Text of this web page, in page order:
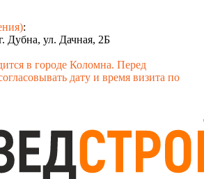
:
Дубна, ул. Дачная, 2Б
в городе Коломна. Перед
дату и время визита по